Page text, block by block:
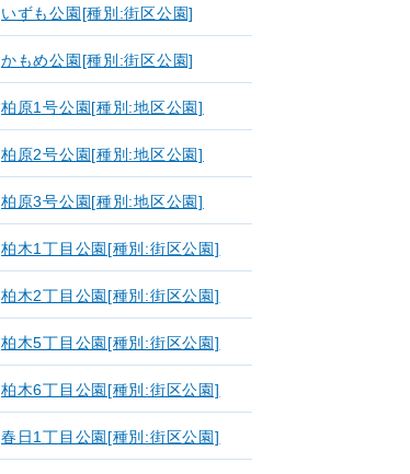
いずも公園[種別:街区公園]
かもめ公園[種別:街区公園]
柏原1号公園[種別:地区公園]
柏原2号公園[種別:地区公園]
柏原3号公園[種別:地区公園]
柏木1丁目公園[種別:街区公園]
柏木2丁目公園[種別:街区公園]
柏木5丁目公園[種別:街区公園]
柏木6丁目公園[種別:街区公園]
春日1丁目公園[種別:街区公園]